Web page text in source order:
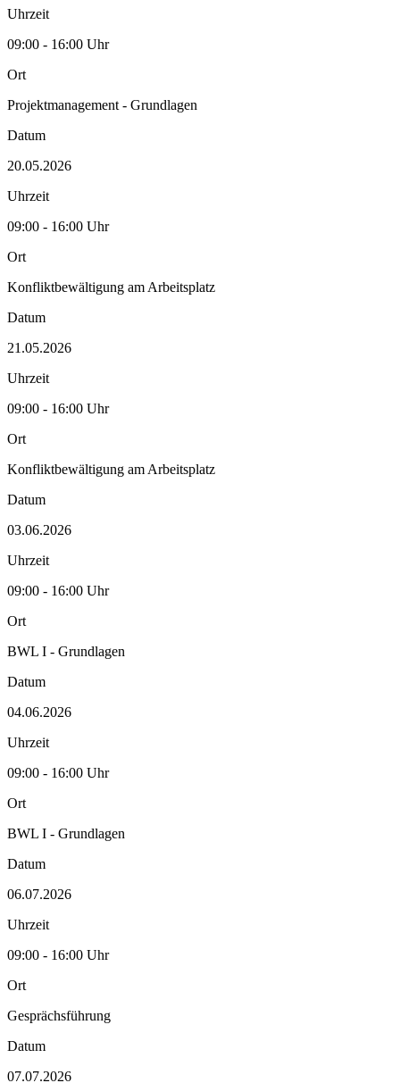
Uhrzeit
09:00 - 16:00 Uhr
Ort
Projektmanagement - Grundlagen
Datum
20.05.2026
Uhrzeit
09:00 - 16:00 Uhr
Ort
Konfliktbewältigung am Arbeitsplatz
Datum
21.05.2026
Uhrzeit
09:00 - 16:00 Uhr
Ort
Konfliktbewältigung am Arbeitsplatz
Datum
03.06.2026
Uhrzeit
09:00 - 16:00 Uhr
Ort
BWL I - Grundlagen
Datum
04.06.2026
Uhrzeit
09:00 - 16:00 Uhr
Ort
BWL I - Grundlagen
Datum
06.07.2026
Uhrzeit
09:00 - 16:00 Uhr
Ort
Gesprächsführung
Datum
07.07.2026